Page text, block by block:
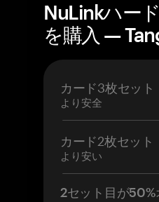
NuLinkハー
を購入 —
カード3枚セット
より安全
カード2枚セット
より安い
2セット目が50%